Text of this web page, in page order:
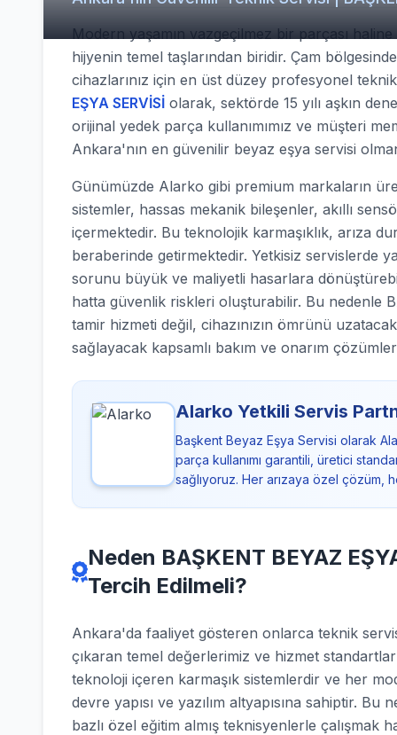
Modern yaşamın vazgeçilmez bir parçası
hijyenin temel taşlarından biridir. Çam
cihazlarınız için en üst düzey profesyonel
EŞYA SERVİSİ olarak, sektörde 15 yılı aşkın
orijinal yedek parça kullanımımız ve müşteri
Ankara'nın en güvenilir beyaz eşya servisi
Günümüzde Alarko gibi premium markaların
sistemler, hassas mekanik bileşenler, akıllı
içermektedir. Bu teknolojik karmaşıklık, arıza
beraberinde getirmektedir. Yetkisiz servislerde
sorunu büyük ve maliyetli hasarlara
hatta güvenlik riskleri oluşturabilir. Bu nedenle
tamir hizmeti değil, cihazınızın ömrünü
sağlayacak kapsamlı bakım ve onarım
Alarko Yetkili Servis
Başkent Beyaz Eşya Servisi olarak
parça kullanımı garantili, üretici
sağlıyoruz. Her arızaya özel çözüm,
Neden BAŞKENT BEYAZ
Tercih Edilmeli?
Ankara'da faaliyet gösteren onlarca teknik
çıkaran temel değerlerimiz ve hizmet
teknoloji içeren karmaşık sistemlerdir ve her
devre yapısı ve yazılım altyapısına sahiptir.
bazlı özel eğitim almış teknisyenlerle çalışmak